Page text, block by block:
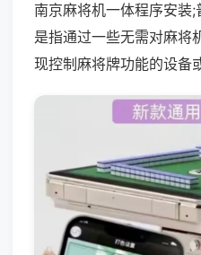
南京麻将机一体程序安装
是指通过一些无需对麻将
现控制麻将牌功能的设备